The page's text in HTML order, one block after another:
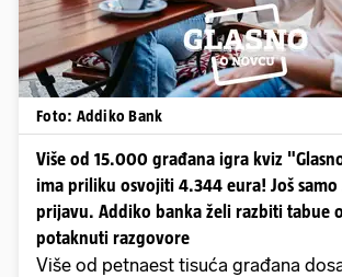
Foto: Addiko Bank
Više od 15.000 građana igra kviz
ima priliku osvojiti 4.344 eura! Još samo
prijavu. Addiko banka želi razbiti tabue
potaknuti razgovore
Više od petnaest tisuća građana